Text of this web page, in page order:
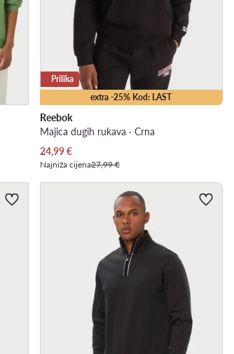
extra -25% Kod: LAST
Prilika
Reebok
Majica dugih rukava · Crna
Trenutna cijena
24,99€
Najniža cijena27,99 €